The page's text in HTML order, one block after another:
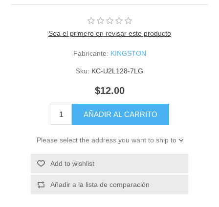
Sea el primero en revisar este producto
Fabricante: KINGSTON
Sku: KC-U2L128-7LG
$12.00
AÑADIR AL CARRITO
Please select the address you want to ship to
Add to wishlist
Añadir a la lista de comparación